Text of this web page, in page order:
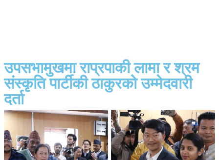
उपसभामुखमा राप्रपाकी लामा र श्रम
संस्कृति पार्टीकी ठाकुरको उम्मेदवारी
दर्ता